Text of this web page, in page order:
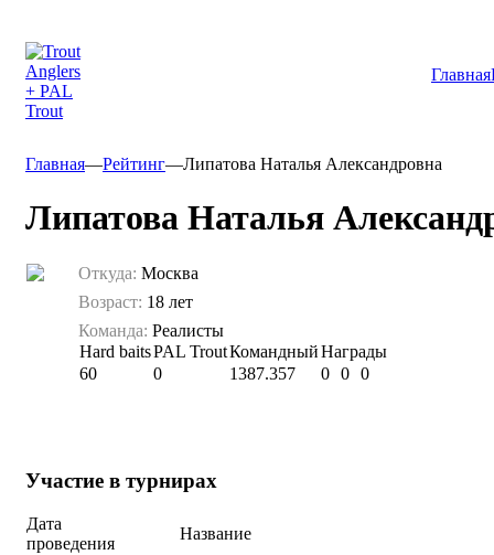
Главная
Главная—Рейтинг—Липатова Наталья Александровна
Липатова Наталья
Откуда: Москва
Возраст: 18 лет
Команда: Реалисты
Hard baitsPAL TroutКомандныйНаграды
60
0 1387.357 0 0 0
Участие в турнирах
Дата
проведения
Название